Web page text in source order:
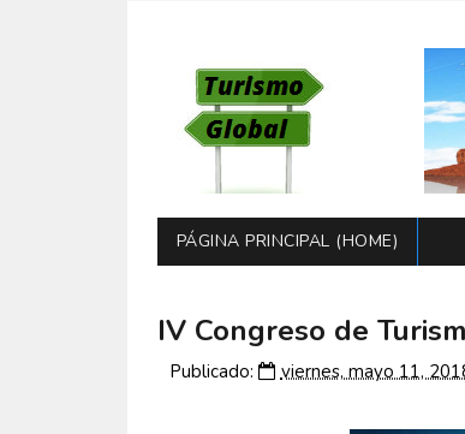
PÁGINA PRINCIPAL (HOME)
IV Congreso de
Publicado: viernes, mayo 11,